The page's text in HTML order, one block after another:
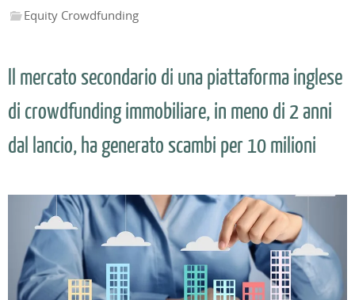
Equity Crowdfunding
Il mercato secondario di una piattaforma inglese
di crowdfunding immobiliare, in meno di 2 anni
dal lancio, ha generato scambi per 10 milioni